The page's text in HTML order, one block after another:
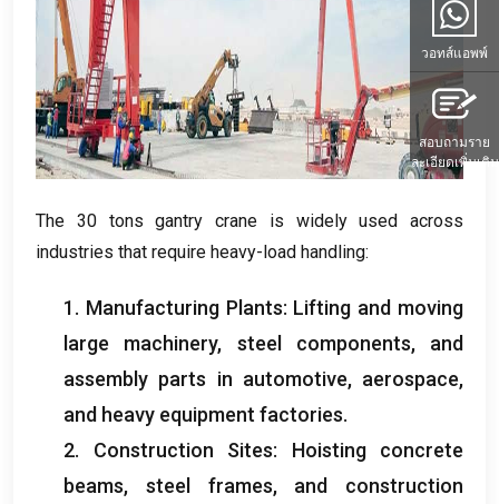
The 30 tons gantry crane is widely used across
industries that require heavy-load handling:
1. Manufacturing Plants: Lifting and moving
large machinery, steel components, and
assembly parts in automotive, aerospace,
and heavy equipment factories.
2. Construction Sites: Hoisting concrete
beams, steel frames, and construction
วอทส์แอพพ์
สอบถามราย
ละเอียดเพิ่มเติม